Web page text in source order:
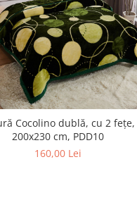
Cocolino dublă, cu 2 fețe,
200x230 cm, PDD10
160,00 Lei